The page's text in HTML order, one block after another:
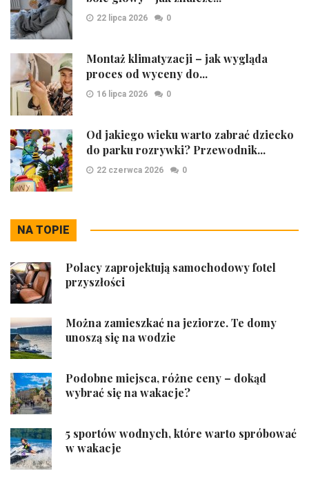
22 lipca 2026 0
Montaż klimatyzacji – jak wygląda
proces od wyceny do...
16 lipca 2026 0
Od jakiego wieku warto zabrać dziecko
do parku rozrywki? Przewodnik...
22 czerwca 2026 0
NA TOPIE
Polacy zaprojektują samochodowy fotel
przyszłości
Można zamieszkać na jeziorze. Te domy
unoszą się na wodzie
Podobne miejsca, różne ceny – dokąd
wybrać się na wakacje?
5 sportów wodnych, które warto spróbować
w wakacje